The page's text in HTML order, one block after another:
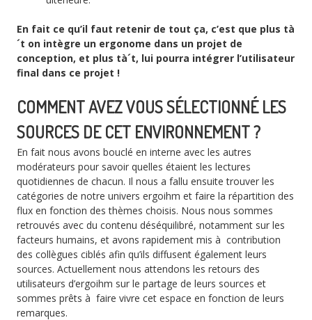
En fait ce qu’il faut retenir de tout ça, c’est que plus tà
´t on intègre un ergonome dans un projet de
conception, et plus tà´t, lui pourra intégrer l’utilisateur
final dans ce projet !
COMMENT AVEZ VOUS SÉLECTIONNÉ LES
SOURCES DE CET ENVIRONNEMENT ?
En fait nous avons bouclé en interne avec les autres
modérateurs pour savoir quelles étaient les lectures
quotidiennes de chacun. Il nous a fallu ensuite trouver les
catégories de notre univers ergoihm et faire la répartition des
flux en fonction des thèmes choisis. Nous nous sommes
retrouvés avec du contenu déséquilibré, notamment sur les
facteurs humains, et avons rapidement mis à contribution
des collègues ciblés afin qu’ils diffusent également leurs
sources. Actuellement nous attendons les retours des
utilisateurs d’ergoihm sur le partage de leurs sources et
sommes prêts à faire vivre cet espace en fonction de leurs
remarques.